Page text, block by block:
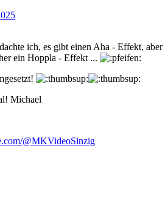
ich, es gibt einen Aha - Effekt, aber
ein Hoppla - Effekt ...
Michael
@MKVideoSinzig